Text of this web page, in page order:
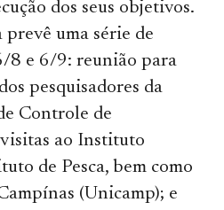
dos seus objetivos.
uma série de
8 e 6/9: reunião para
pesquisadores da
Controle de
ao Instituto
de Pesca, bem como
(Unicamp); e